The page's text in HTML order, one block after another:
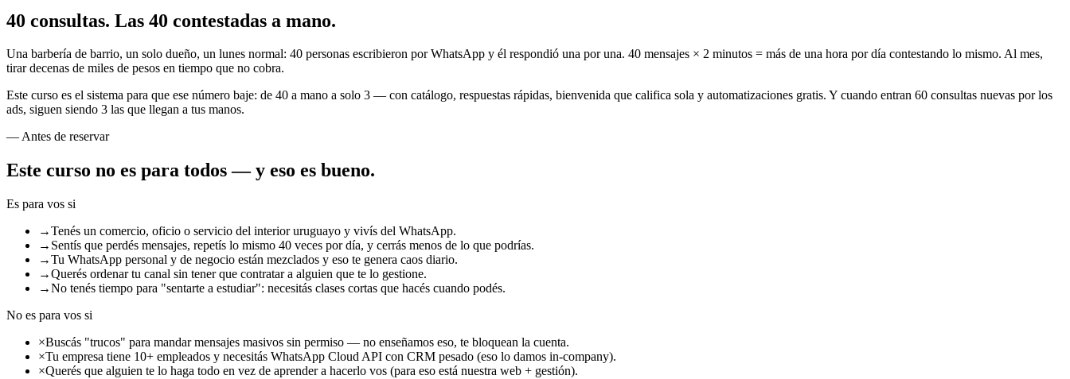
40 consultas. Las 40 contestadas a mano.
Una barbería de barrio, un solo dueño, un lunes normal: 40 personas escribieron por WhatsApp y él respondió una por una. 40 mensajes × 2 minutos = más de una hora por día contestando lo mismo. Al mes,
tirar decenas de miles de pesos en tiempo que no cobra.
Este curso es el sistema para que ese número baje: de 40 a mano a solo 3 — con catálogo, respuestas rápidas, bienvenida que califica sola y automatizaciones gratis. Y cuando entran 60 consultas nuevas por los
ads, siguen siendo 3 las que llegan a tus manos.
— Antes de reservar
Este curso no es para todos— y eso es bueno.
Es para vos si
→Tenés un comercio, oficio o servicio del interior uruguayo y vivís del WhatsApp.
→ Sentís que perdés mensajes, repetís lo mismo 40 veces por día, y cerrás menos de lo que podrías.
→Tu WhatsApp personal y de negocio están mezclados y eso te genera caos diario.
→Querés ordenar tu canal sin tener que contratar a alguien que te lo gestione.
→No tenés tiempo para "sentarte a estudiar": necesitás clases cortas que hacés cuando podés.
No es para vos si
×Buscás "trucos" para mandar mensajes masivos sin permiso — no enseñamos eso, te bloquean la cuenta.
×Tu empresa tiene 10+ empleados y necesitás WhatsApp Cloud API con CRM pesado (eso lo damos in-company).
×Querés que alguien te lo haga todo en vez de aprender a hacerlo vos (para eso está nuestra web + gestión).